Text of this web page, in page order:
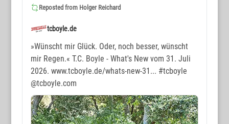
Reposted from Holger Reichard
tcboyle.de
»Wünscht mir Glück. Oder, noch besser, wünscht
mir Regen.« T.C. Boyle - What's New vom 31. Juli
2026. www.tcboyle.de/whats-new-31... #tcboyle
@tcboyle.com